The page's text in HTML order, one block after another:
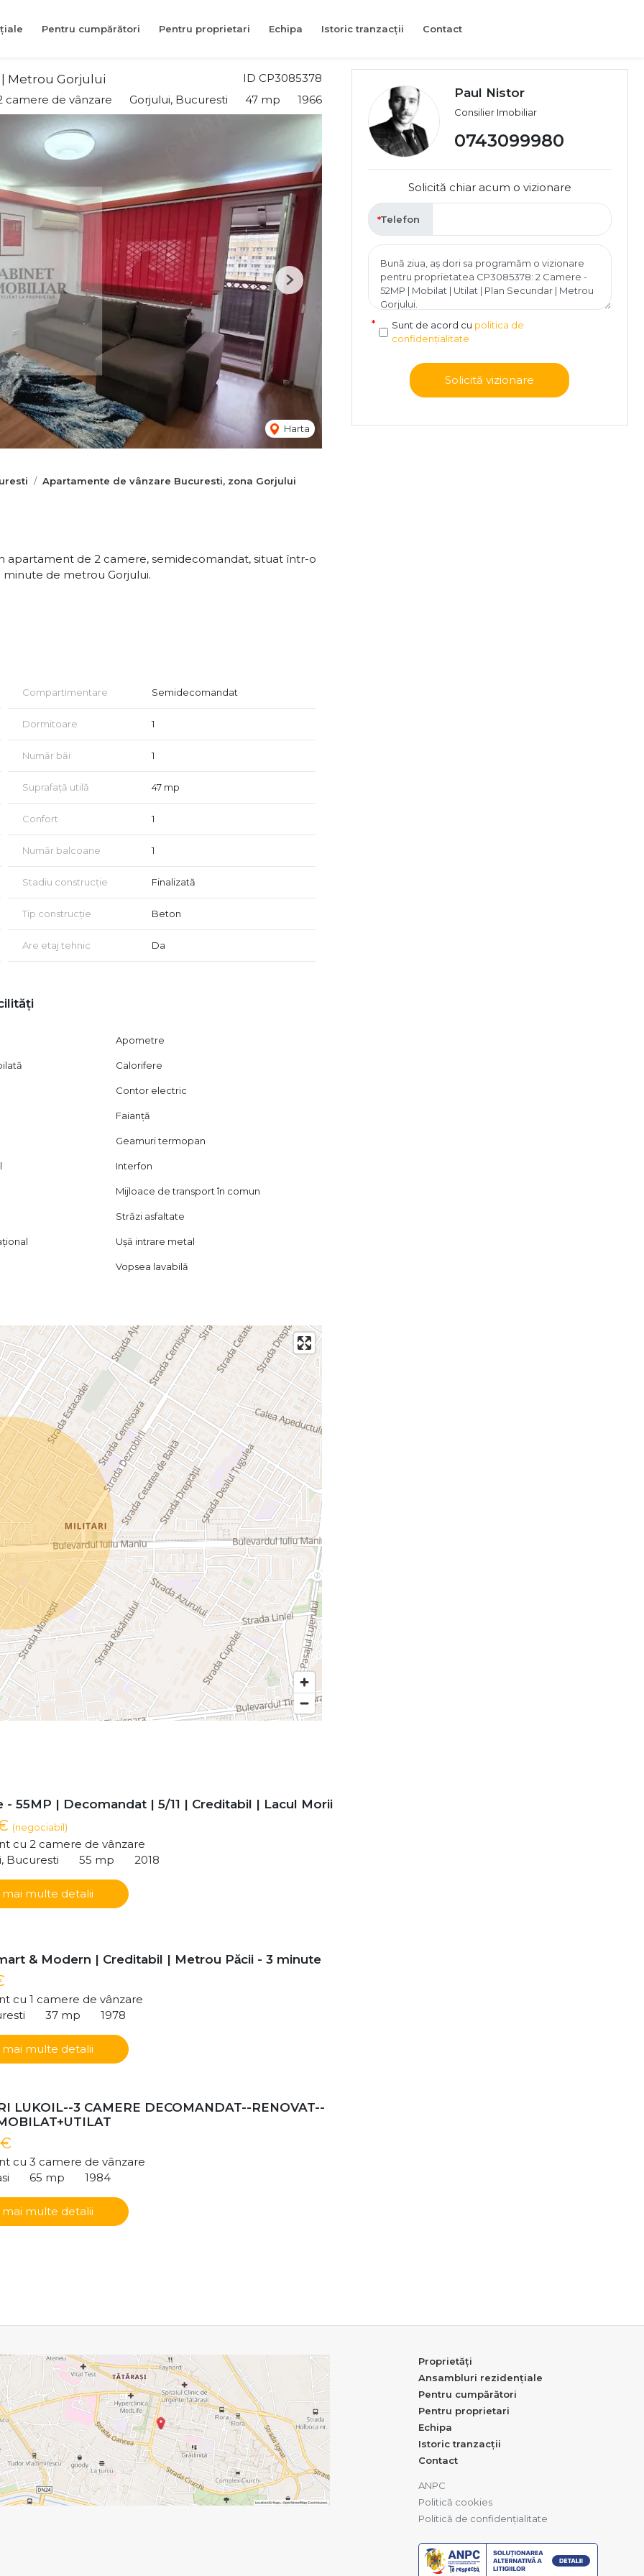
Pentru cumpărători Pentru proprietari Echipa Istoric tranzacții Contact
ID CP3085378
Metrou Gorjului
camere de vânzare Gorjului, Bucuresti 47 mp 1966
Harta
Next
Apartamente de vânzare Bucuresti, zona Gorjului
de 2 camere, semidecomandat, situat într-o
de metrou Gorjului.
suplimentare
creditului, perfectarea actelor, amenajarea
vizionare, în conformitate cu dispozițiile Codului Civil (art.
Compartimentare Semidecomandat
Dormitoare 1
Număr băi 1
Suprafață utilă 47 mp
Confort 1
Număr balcoane 1
Stadiu construcție Finalizată
Tip construcție Beton
Are etaj tehnic Da
Apometre
Calorifere
Contor electric
Faianță
Geamuri termopan
Interfon
Mijloace de transport în comun
Străzi asfaltate
Ușă intrare metal
Vopsea lavabilă
Paul Nistor
Consilier Imobiliar
0743099980
Solicită chiar acum o vizionare
Telefon
Sunt de acord cu politica de
confidențialitate
Solicită vizionare
- 55MP | Decomandat | 5/11 | Creditabil | Lacul Morii
(negociabil)
cu 2 camere de vânzare
Bucuresti
55 mp 2018
mai multe detalii
& Modern | Creditabil | Metrou Păcii - 3 minute
cu 1 camere de vânzare
37 mp 1978
mai multe detalii
LUKOIL--3 CAMERE DECOMANDAT--RENOVAT--
cu 3 camere de vânzare
65 mp 1984
mai multe detalii
Proprietăți
Ansambluri rezidențiale
Pentru cumpărători
Pentru proprietari
Echipa
Istoric tranzacții
Contact
ANPC
Politică cookies
Politică de confidențialitate